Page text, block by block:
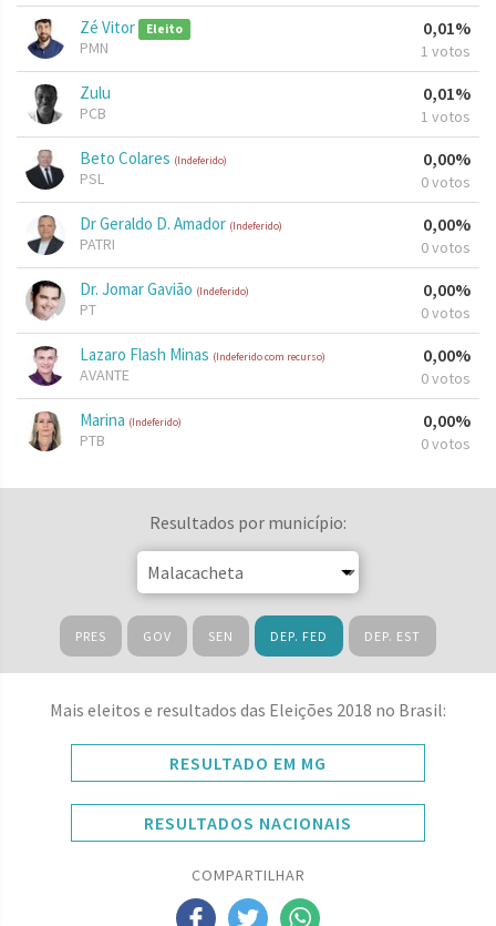
Zé Vitor Eleito
PMN
0,01%
1 votos
Zulu
PCB
0,01%
1 votos
Beto Colares (Indeferido)
PSL
0,00%
0 votos
Dr Geraldo D. Amador (Indeferido)
PATRI
0,00%
0 votos
Dr. Jomar Gavião (Indeferido)
PT
0,00%
0 votos
Lazaro Flash Minas (Indeferido com recurso)
AVANTE
0,00%
0 votos
Marina (Indeferido)
PTB
0,00%
0 votos
Resultados por município:
PRES GOV SEN DEP. FED DEP. EST
Mais eleitos e resultados das Eleições 2018 no Brasil:
RESULTADO EM MG
RESULTADOS NACIONAIS
COMPARTILHAR